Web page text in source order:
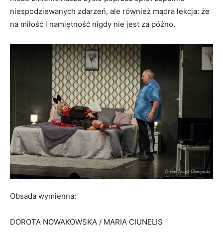
niespodziewanych zdarzeń, ale również mądra lekcja: że
na miłość i namiętność nigdy nie jest za późno.
Obsada wymienna:
DOROTA NOWAKOWSKA / MARIA CIUNELIS